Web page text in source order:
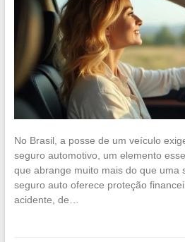
No Brasil, a posse de um veículo
seguro automotivo, um elemento
que abrange muito mais do que uma
seguro auto oferece proteção
acidente, de…